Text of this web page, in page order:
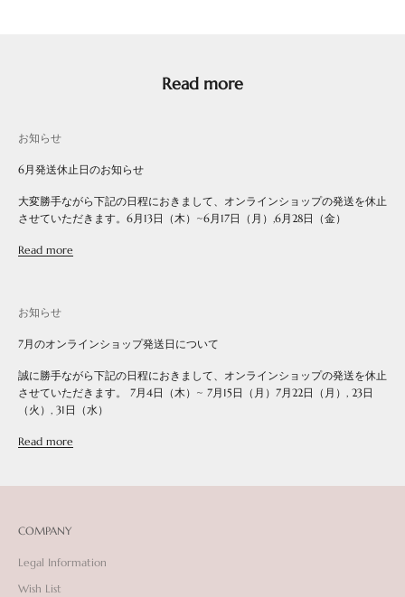
Read more
お知らせ
6月発送休止日のお知らせ
大変勝手ながら下記の日程におきまして、オンラインショップの発送を休止
させていただきます。6月13日（木）~6月17日（月）,6月28日（金）
Read more
お知らせ
7月のオンラインショップ発送日について
誠に勝手ながら下記の日程におきまして、オンラインショップの発送を休止
させていただきます。 7月4日（木）~ 7月15日（月）7月22日（月）, 23日
（火）, 31日（水）
Read more
COMPANY
Legal Information
Wish List